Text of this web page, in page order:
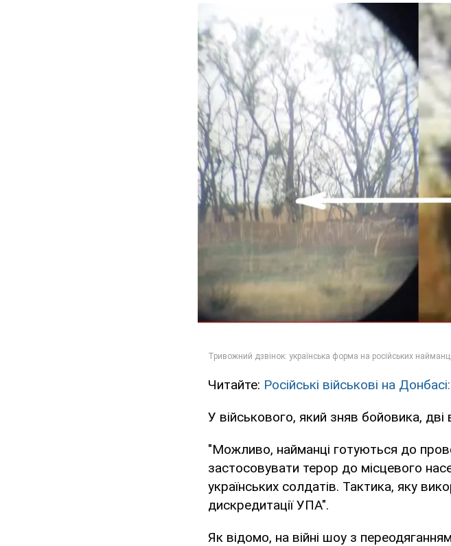
Читайте: Російські військові на
У військового, який зняв бойовика, дві
"Можливо, найманці готуються до
застосовувати терор до місцевого
українських солдатів. Тактика, яку
дискредитації УПА".
Як відомо, на війні шоу з